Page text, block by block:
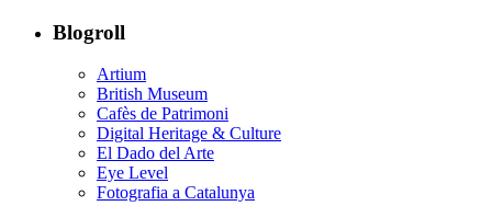
Blogroll
Artium
British Museum
Cafès de Patrimoni
Digital Heritage & Culture
El Dado del Arte
Eye Level
Fotografia a Catalunya